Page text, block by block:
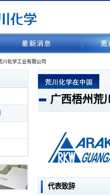
川化学工业有限公司
广西梧州荒
代表致辞